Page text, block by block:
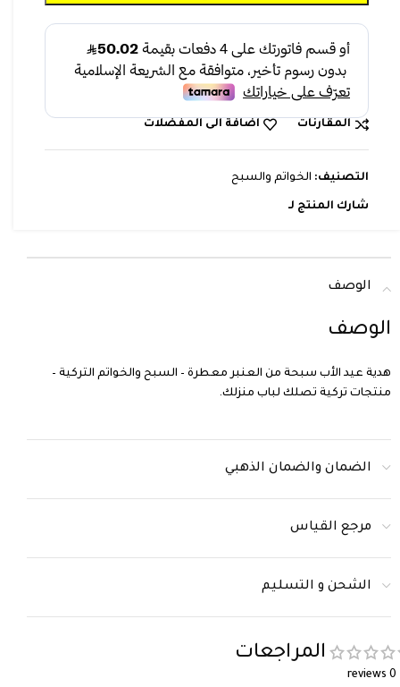
المقارنات اضافة الى المفضلات
التصنيف: الخواتم والسبح
شارك المنتج لـ
الوصف
الوصف
هدية عيد الأب سبحة من العنبر معطرة – السبح والخواتم التركية –
منتجات تركية تصلك لباب منزلك.
الضمان والضمان الذهبي
مرجع القياس
الشحن و التسليم
0 reviews
المراجعات